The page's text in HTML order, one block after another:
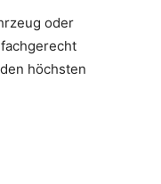
oder
höchsten